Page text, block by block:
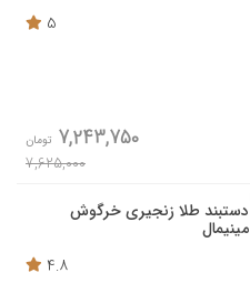
5
7,243,750 تومان
7,625,000
دستبند طلا زنجیری خرگوش
مینیمال
4.8